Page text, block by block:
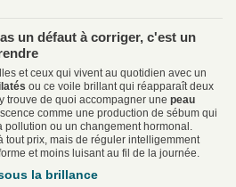
un défaut à corriger, c'est un
et ceux qui vivent au quotidien avec un
ou ce voile brillant qui réapparaît deux
trouve de quoi accompagner une peau
comme une production de sébum qui
ou un changement hormonal.
tout prix, mais de réguler intelligemment
et moins luisant au fil de la journée.
la brillance